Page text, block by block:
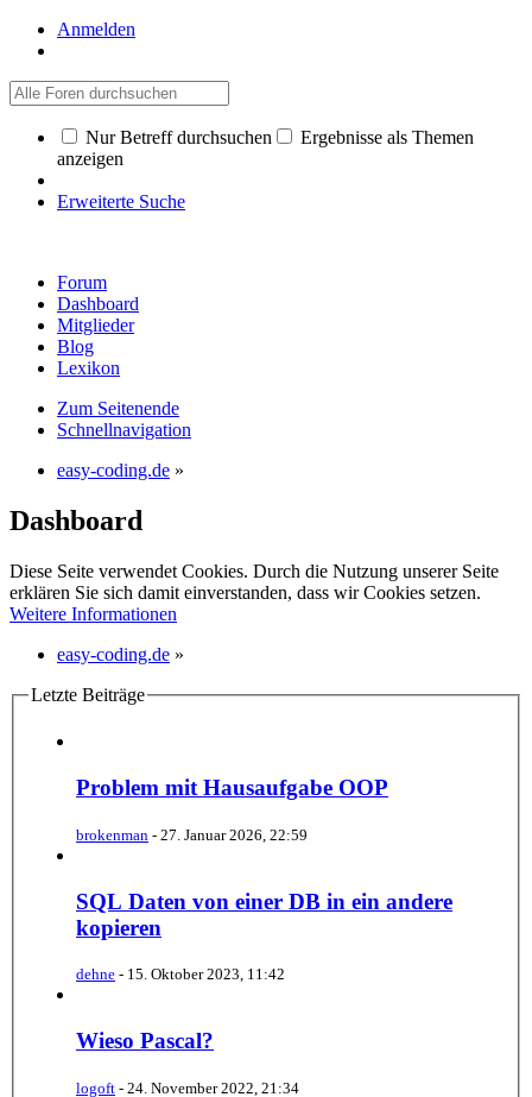
Anmelden
Nur Betreff durchsuchen
Ergebnisse als Themen
anzeigen
Erweiterte Suche
Forum
Dashboard
Mitglieder
Blog
Lexikon
Zum Seitenende
Schnellnavigation
easy-coding.de »
Dashboard
Diese Seite verwendet Cookies. Durch die Nutzung unserer Seite
erklären Sie sich damit einverstanden, dass wir Cookies setzen.
Weitere Informationen
easy-coding.de »
Letzte Beiträge
Problem mit Hausaufgabe OOP
brokenman - 27. Januar 2026, 22:59
SQL Daten von einer DB in ein andere
kopieren
dehne - 15. Oktober 2023, 11:42
Wieso Pascal?
logoft - 24. November 2022, 21:34